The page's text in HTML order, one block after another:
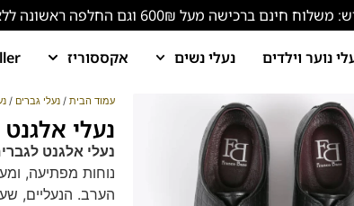
ברכישה מעל 600₪ וגם החלפה ראשונה ללא עלות!
נוער וילדים נעלי נשים אקססוריז
עמוד הבית / נעלי גברים /
נעלי אלגנט
נעלי אלגנט לגברים עור
נוחות מפתיעה,
הערב. הנעליים,